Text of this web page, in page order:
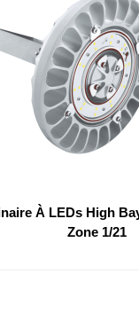
À LEDs High
Zone 1/21